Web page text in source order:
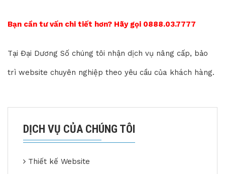
Bạn cần tư vấn chi tiết hơn? Hãy gọi 0888.03.7777
Tại Đại Dương Số chúng tôi nhận dịch vụ nâng cấp, bảo
trì website chuyên nghiệp theo yêu cầu của khách hàng.
DỊCH VỤ CỦA CHÚNG TÔI
Thiết kế Website